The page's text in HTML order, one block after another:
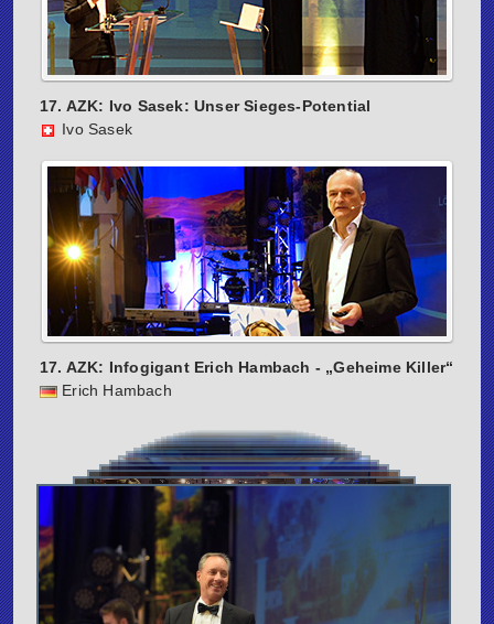
17. AZK: Ivo Sasek: Unser Sieges-Potential
Ivo Sasek
17. AZK: Infogigant Erich Hambach - „Geheime Killer“
Erich Hambach